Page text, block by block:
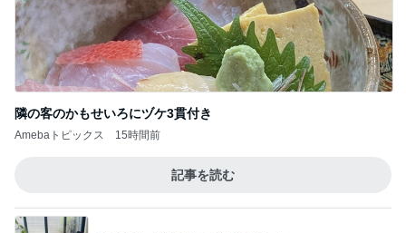
隣の客のかもせいろにヅケ3貫付き
Amebaトピックス 15時間前
記事を読む